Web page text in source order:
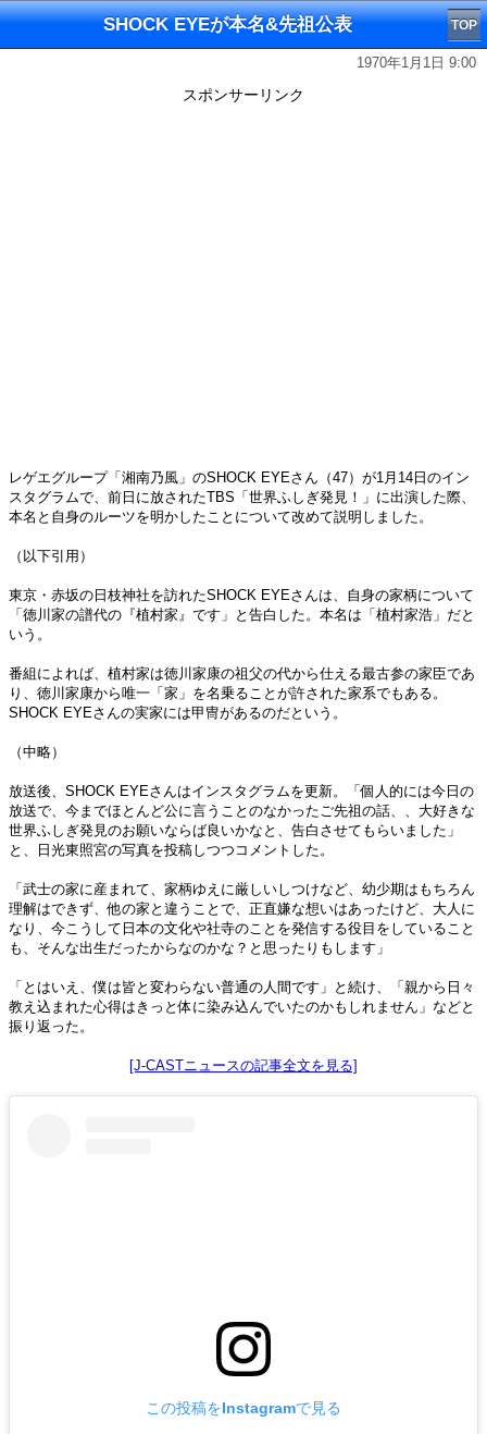
SHOCK EYEが本名&先祖公表 TOP
1970年1月1日 9:00
スポンサーリンク
レゲエグループ「湘南乃風」のSHOCK EYEさん（47）が1月14日のイン
スタグラムで、前日に放されたTBS「世界ふしぎ発見！」に出演した際、
本名と自身のルーツを明かしたことについて改めて説明しました。
（以下引用）
東京・赤坂の日枝神社を訪れたSHOCK EYEさんは、自身の家柄について
「徳川家の譜代の『植村家』です」と告白した。本名は「植村家浩」だと
いう。
番組によれば、植村家は徳川家康の祖父の代から仕える最古参の家臣であ
り、徳川家康から唯一「家」を名乗ることが許された家系でもある。
SHOCK EYEさんの実家には甲冑があるのだという。
（中略）
放送後、SHOCK EYEさんはインスタグラムを更新。「個人的には今日の
放送で、今までほとんど公に言うことのなかったご先祖の話、、大好きな
世界ふしぎ発見のお願いならば良いかなと、告白させてもらいました」
と、日光東照宮の写真を投稿しつつコメントした。
「武士の家に産まれて、家柄ゆえに厳しいしつけなど、幼少期はもちろん
理解はできず、他の家と違うことで、正直嫌な想いはあったけど、大人に
なり、今こうして日本の文化や社寺のことを発信する役目をしていること
も、そんな出生だったからなのかな？と思ったりもします」
「とはいえ、僕は皆と変わらない普通の人間です」と続け、「親から日々
教え込まれた心得はきっと体に染み込んでいたのかもしれません」などと
振り返った。
[J-CASTニュースの記事全文を見る]
この投稿をInstagramで見る